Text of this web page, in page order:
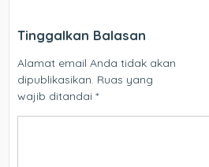
Tinggalkan Balasan
Alamat email Anda tidak akan
dipublikasikan. Ruas yang
wajib ditandai*